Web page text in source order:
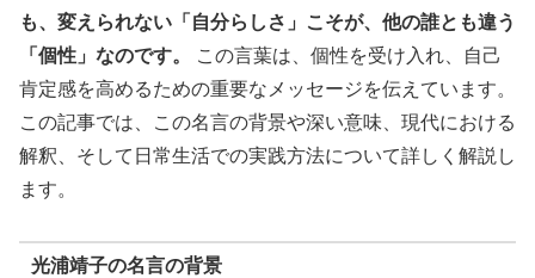
も、変えられない「自分らしさ」こそが、他の誰とも違う
「個性」なのです。
この言葉は、個性を受け入れ、自己
肯定感を高めるための重要なメッセージを伝えています。
この記事では、この名言の背景や深い意味、現代における
解釈、そして日常生活での実践方法について詳しく解説し
ます。
光浦靖子の名言の背景